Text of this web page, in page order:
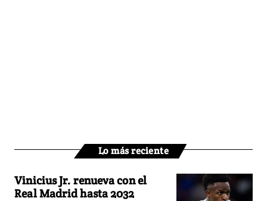
Lo más reciente
Vinicius Jr. renueva con el
Real Madrid hasta 2032